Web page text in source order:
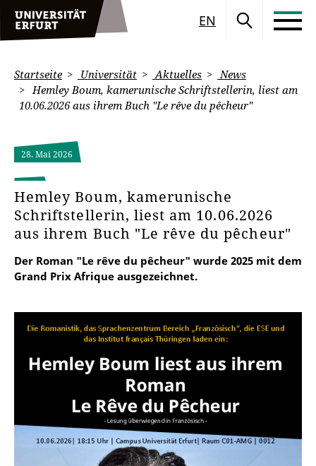
EN
Startseite Universität Aktuelles
News
Hemley Boum, kamerunische Schriftstellerin, liest am
10.06.2026 aus ihrem Buch "Le rêve du pêcheur"
28. Mai 2026
Hemley Boum, kamerunische
Schriftstellerin, liest am 10.06.2026
aus ihrem Buch "Le rêve du pêcheur"
Der Roman "Le rêve du pêcheur" wurde 2025 mit dem
Grand Prix Afrique ausgezeichnet.